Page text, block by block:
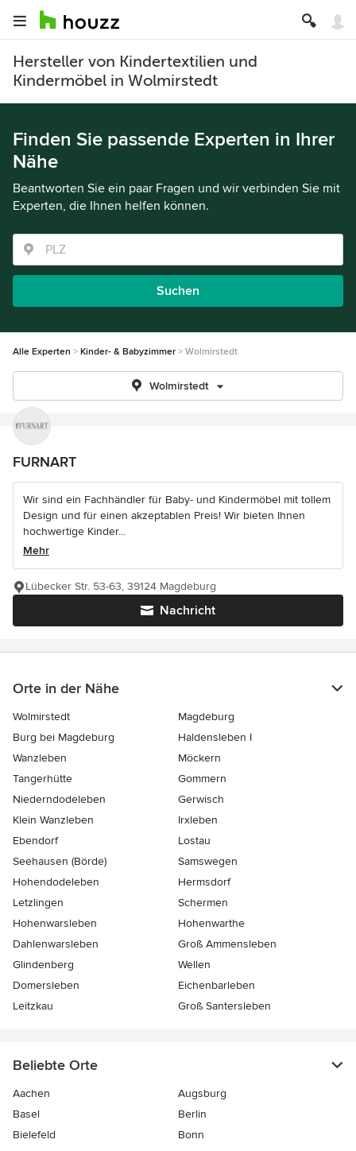
Hersteller von Kindertextilien und
Kindermöbel in Wolmirstedt
Finden Sie passende Experten in Ihrer
Nähe
Beantworten Sie ein paar Fragen und wir verbinden Sie mit
Experten, die Ihnen helfen können.
Suchen
Alle Experten Kinder- & Babyzimmer Wolmirstedt
Wolmirstedt
FURNART
Wir sind ein Fachhändler für Baby- und Kindermöbel mit tollem
Design und für einen akzeptablen Preis! Wir bieten Ihnen
hochwertige Kinder...
Mehr
Nachricht
Lübecker Str. 53-63, 39124 Magdeburg
Orte in der Nähe
Wolmirstedt
Magdeburg
Burg bei Magdeburg
Haldensleben I
Wanzleben
Möckern
Tangerhütte
Gommern
Niederndodeleben
Gerwisch
Klein Wanzleben
Irxleben
Ebendorf
Lostau
Seehausen (Börde)
Samswegen
Hohendodeleben
Hermsdorf
Letzlingen
Schermen
Hohenwarsleben
Hohenwarthe
Dahlenwarsleben
Groß Ammensleben
Glindenberg
Wellen
Domersleben
Eichenbarleben
Leitzkau
Groß Santersleben
Beliebte Orte
Aachen
Augsburg
Basel
Berlin
Bielefeld
Bonn